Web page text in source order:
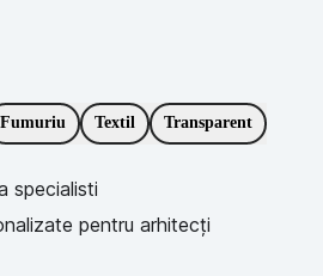
Fumuriu Textil Transparent
specialisti
pentru arhitecți